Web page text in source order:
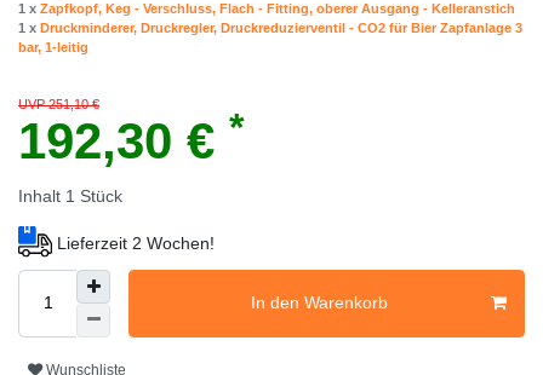
1 x Zapfkopf, Keg - Verschluss, Flach - Fitting, oberer Ausgang - Kelleranstich
1 x Druckminderer, Druckregler, Druckreduzierventil - CO2 für Bier Zapfanlage 3
bar, 1-leitig
UVP 251,10 €
192,30 € *
Inhalt 1 Stück
Lieferzeit 2 Wochen!
In den Warenkorb
Wunschliste